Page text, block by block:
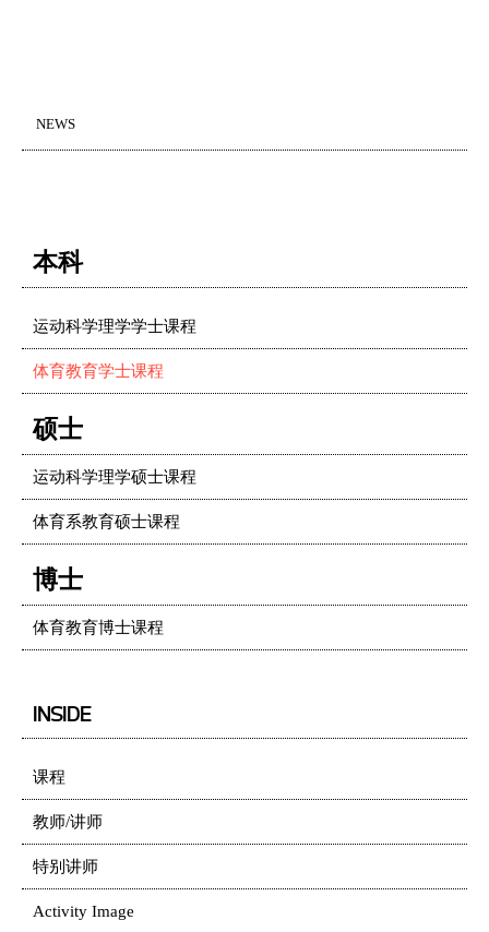
NEWS
本科
运动科学理学学士课程
体育教育学士课程
硕士
运动科学理学硕士课程
体育系教育硕士课程
博士
体育教育博士课程
INSIDE
课程
教师/讲师
特别讲师
Activity Image